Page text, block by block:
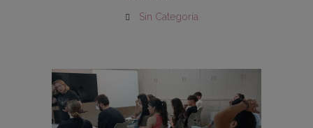
Sin Categoría